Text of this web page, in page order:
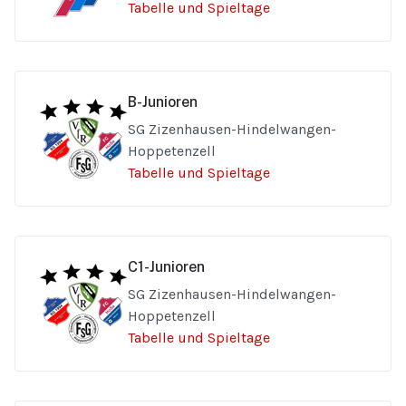
Tabelle und Spieltage
B-Junioren
SG Zizenhausen-Hindelwangen-
Hoppetenzell
Tabelle und Spieltage
C1-Junioren
SG Zizenhausen-Hindelwangen-
Hoppetenzell
Tabelle und Spieltage